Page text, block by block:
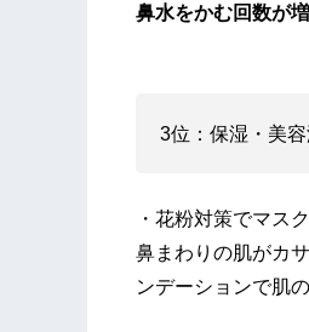
鼻水をかむ回数が
3位：保湿・美
・花粉対策でマス
鼻まわりの肌がカ
ンデーションで肌